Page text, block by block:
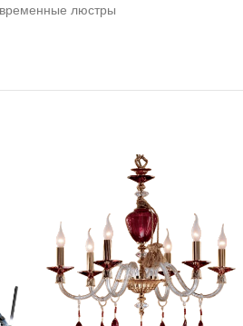
люстры